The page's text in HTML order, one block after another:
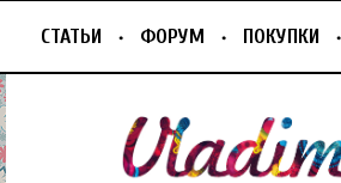
СТАТЬИ ФОРУМ ПОКУПКИ